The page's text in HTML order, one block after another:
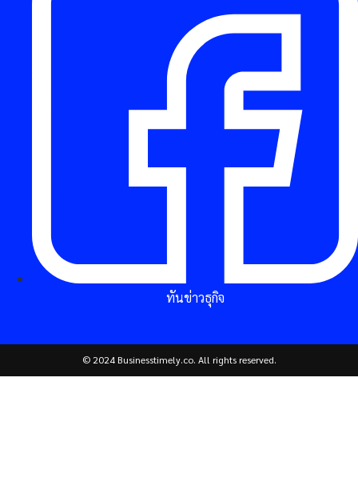
ทันข่าวธุกิจ
© 2024 Businesstimely.co. All rights reserved.